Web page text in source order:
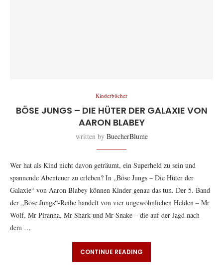
Kinderbücher
BÖSE JUNGS – DIE HÜTER DER GALAXIE VON
AARON BLABEY
written by BuecherBlume
Wer hat als Kind nicht davon geträumt, ein Superheld zu sein und
spannende Abenteuer zu erleben? In „Böse Jungs – Die Hüter der
Galaxie“ von Aaron Blabey können Kinder genau das tun. Der 5. Band
der „Böse Jungs“-Reihe handelt von vier ungewöhnlichen Helden – Mr
Wolf, Mr Piranha, Mr Shark und Mr Snake – die auf der Jagd nach
dem …
CONTINUE READING